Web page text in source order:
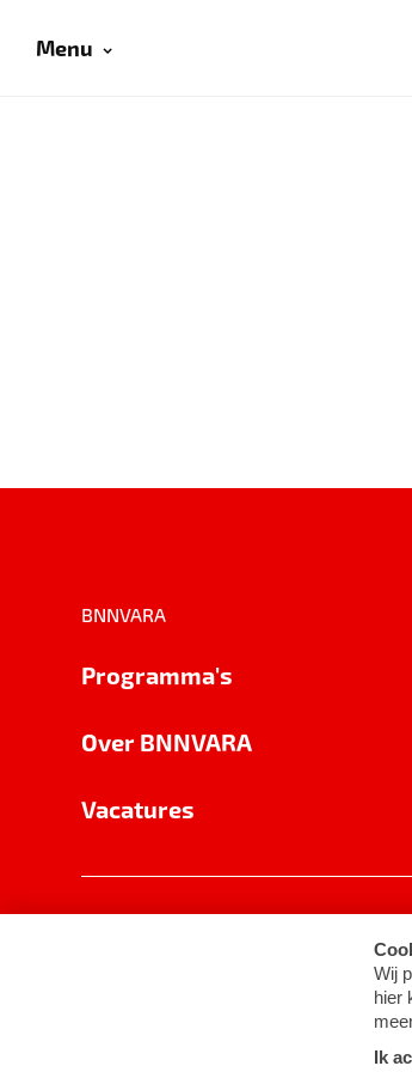
Menu
BNNVARA
Programma's
Over BNNVARA
Vacatures
Cookie-instellingen